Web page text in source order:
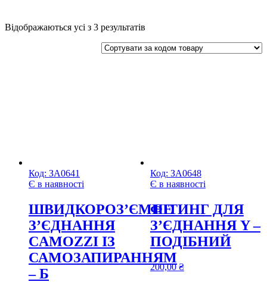
Відображаються усі з 3 результатів
Код: ЗА0641
Є в наявності
ШВИДКОРОЗ’ЄМНЕ
З’ЄДНАННЯ
CAMOZZI ІЗ
САМОЗАПИРАННЯМ
– Б
Код: ЗА0648
Є в наявності
ФІТИНГ ДЛЯ
З’ЄДНАННЯ Y –
ПОДІБНИЙ
200,00₴